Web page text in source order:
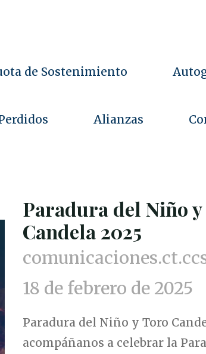
de Sostenimiento
Alianzas
Fe a
Paradura del Niño
Candela 2025
18 de febrero de 2025
Paradura del Niño y Toro
acompáñanos a celebrar la